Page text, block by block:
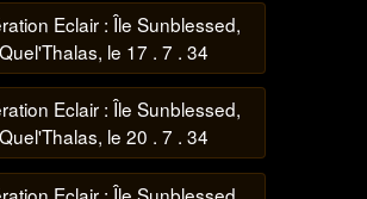
Eclair : Île Sunblessed,
Quel'Thalas, le 17 . 7 . 34
Eclair : Île Sunblessed,
Quel'Thalas, le 20 . 7 . 34